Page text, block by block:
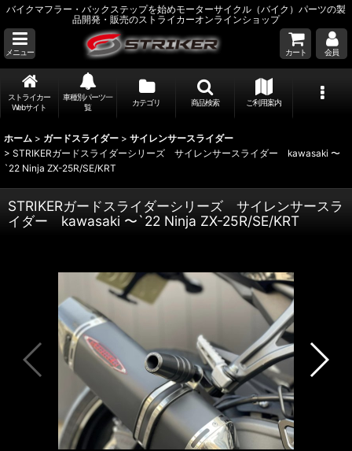
バイクマフラー・バックステップを始めモーターサイクル（バイク）パーツの製
品開発・販売のストライカーオンラインショップ
メニュー カート 会員
ストライカー
Webサイト
車種別パーツ一
覧
カテゴリ 商品検索 ご利用案内
ホーム > ガードスライダー > サイレンサースライダー
> STRIKERガードスライダーシリーズ サイレンサースライダー kawasaki 〜
`22 Ninja ZX-25R/SE/KRT
STRIKERガードスライダーシリーズ サイレンサースラ
イダー kawasaki 〜`22 Ninja ZX-25R/SE/KRT